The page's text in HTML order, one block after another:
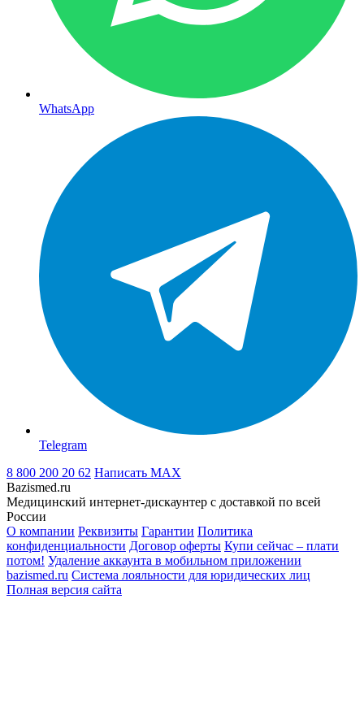
WhatsApp
Telegram
8 800 200 20 62 Написать MAX
Bazismed.ru
Медицинский интернет-дискаунтер с доставкой по всей
России
О компании Реквизиты Гарантии Политика
конфиденциальности Договор оферты Купи сейчас – плати
потом! Удаление аккаунта в мобильном приложении
bazismed.ru Система лояльности для юридических лиц
Полная версия сайта